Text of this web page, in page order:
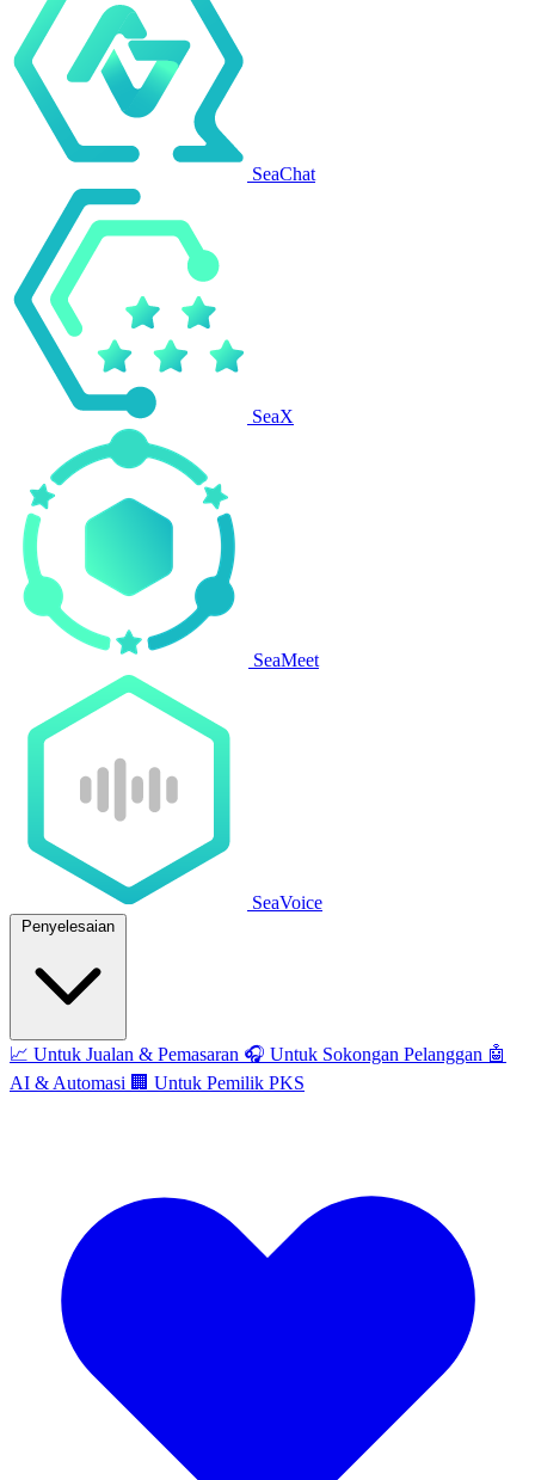
SeaChat
SeaX
SeaMeet
SeaVoice
Penyelesaian
📈 Untuk Jualan & Pemasaran 🎧 Untuk Sokongan Pelanggan 🤖
AI & Automasi 🏢 Untuk Pemilik PKS